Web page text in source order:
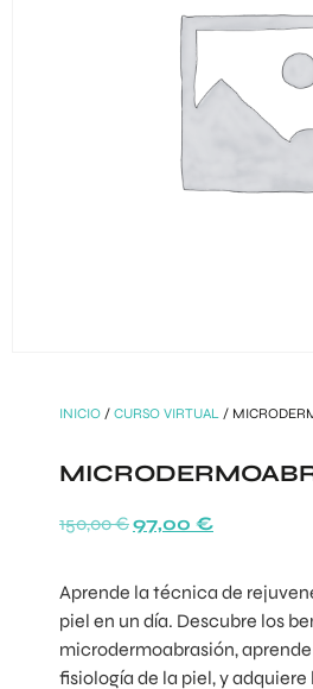
INICIO / CURSO VIRTUAL /
150,00€97,00 €
Aprende la técnica de
piel en un día. Descubre los
microdermoabrasión,
fisiología de la piel, y